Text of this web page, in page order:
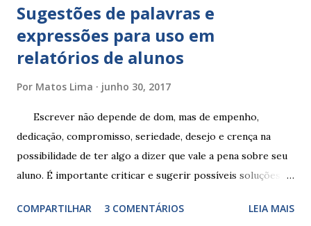
Sugestões de palavras e
expressões para uso em
relatórios de alunos
Por Matos Lima junho 30, 2017
Escrever não depende de dom, mas de empenho,
dedicação, compromisso, seriedade, desejo e crença na
possibilidade de ter algo a dizer que vale a pena sobre seu
aluno. É importante criticar e sugerir possíveis soluções.
exercitação. E encontrar a melhor maneira de expressar o
COMPARTILHAR 3 COMENTÁRIOS LEIA MAIS